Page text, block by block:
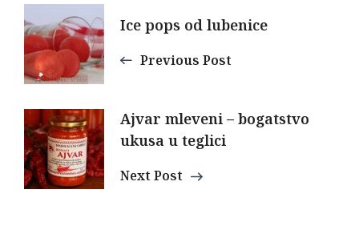
Post
Navigation
Ice pops od lubenice
Previous Post
Ajvar mleveni – bogatstvo
ukusa u teglici
Next Post